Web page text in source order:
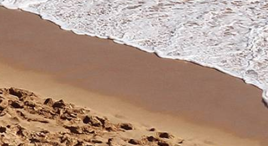
Reformas
Información de interés
Son Bou
Menorca
Blog